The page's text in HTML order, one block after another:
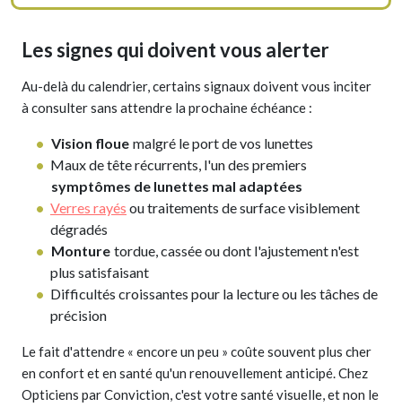
Les signes qui doivent vous alerter
Au-delà du calendrier, certains signaux doivent vous inciter
à consulter sans attendre la prochaine échéance :
Vision floue malgré le port de vos lunettes
Maux de tête récurrents, l'un des premiers
symptômes de lunettes mal adaptées
Verres rayés ou traitements de surface visiblement
dégradés
Monture tordue, cassée ou dont l'ajustement n'est
plus satisfaisant
Difficultés croissantes pour la lecture ou les tâches de
précision
Le fait d'attendre « encore un peu » coûte souvent plus cher
en confort et en santé qu'un renouvellement anticipé. Chez
Opticiens par Conviction, c'est votre santé visuelle, et non le